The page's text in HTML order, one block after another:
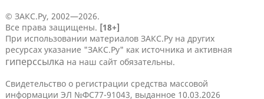
© ЗАКС.Ру, 2002—2026.
Все права защищены. [18+]
При использовании материалов ЗАКС.Ру на других
ресурсах указание "ЗАКС.Ру" как источника и активная
гиперссылка на наш сайт обязательны.
Свидетельство о регистрации средства массовой
информации ЭЛ №ФС77-91043, выданное 10.03.2026